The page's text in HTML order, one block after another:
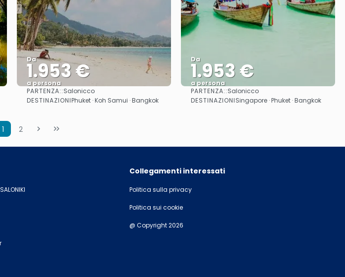
Da
1.953 €
a persona
Vedere
PARTENZA::Salonicco
DESTINAZIONIPhuket · Koh Samui · Bangkok
Da
1.953 €
a persona
Vedere
PARTENZA::Salonicco
DESTINAZIONISingapore · Phuket · Bangkok
1 2
Collegamenti interessati
Politica sulla privacy
Politica sui cookie
@ Copyright 2026